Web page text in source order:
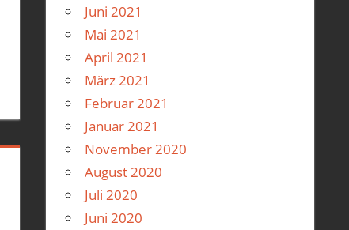
Juni 2021
Mai 2021
April 2021
März 2021
Februar 2021
Januar 2021
November 2020
August 2020
Juli 2020
Juni 2020